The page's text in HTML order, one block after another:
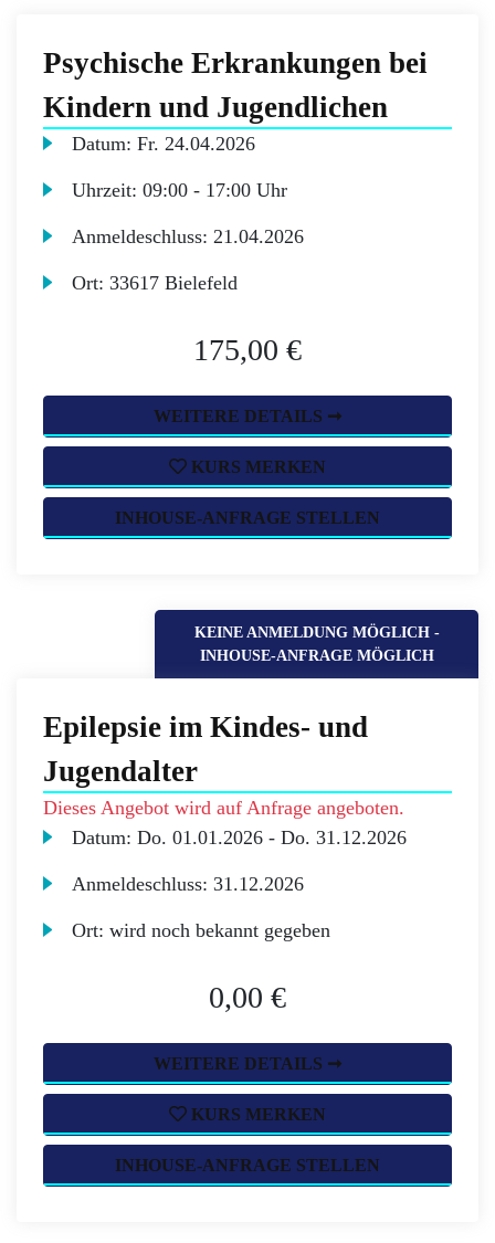
Psychische Erkrankungen bei
Kindern und Jugendlichen
Datum:Fr. 24.04.2026
Uhrzeit:09:00 - 17:00 Uhr
Anmeldeschluss:21.04.2026
Ort:33617 Bielefeld
175,00 €
WEITERE DETAILS ➞
KURS MERKEN
INHOUSE-ANFRAGE STELLEN
KEINE ANMELDUNG MÖGLICH -
INHOUSE-ANFRAGE MÖGLICH
Epilepsie im Kindes- und
Jugendalter
Dieses Angebot wird auf Anfrage angeboten.
Datum:Do. 01.01.2026 -Do. 31.12.2026
Anmeldeschluss:31.12.2026
Ort:wird noch bekannt gegeben
0,00 €
WEITERE DETAILS ➞
KURS MERKEN
INHOUSE-ANFRAGE STELLEN